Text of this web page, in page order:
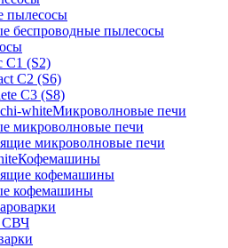
пылесосы
беспроводные пылесосы
C1 (S2)
C2 (S6)
C3 (S8)
Микроволновые печи
микроволновые печи
микроволновые печи
Кофемашины
кофемашины
кофемашины
СВЧ